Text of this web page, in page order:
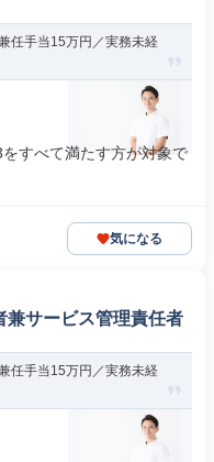
任手当15万円／実務未経
すべて満たす方が対象で
気になる
兼サービス管理責任者
任手当15万円／実務未経